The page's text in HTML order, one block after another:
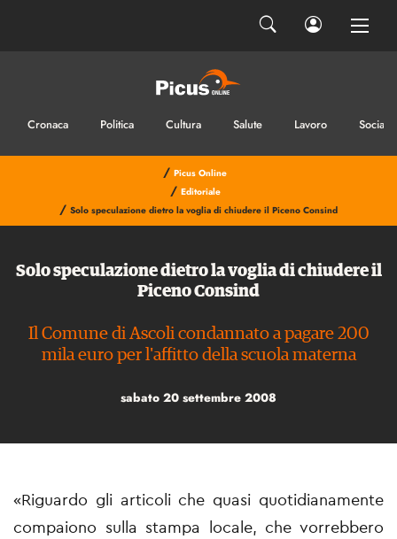
Cronaca Politica Cultura Salute Lavoro Sociale
/ Picus Online
/ Editoriale
/ Solo speculazione dietro la voglia di chiudere il Piceno Consind
Solo speculazione dietro la voglia di chiudere il
Piceno Consind
Il Comune di Ascoli condannato a pagare 200
mila euro per l'affitto della scuola materna
sabato 20 settembre 2008
«Riguardo gli articoli che quasi quotidianamente
compaiono sulla stampa locale, che vorrebbero